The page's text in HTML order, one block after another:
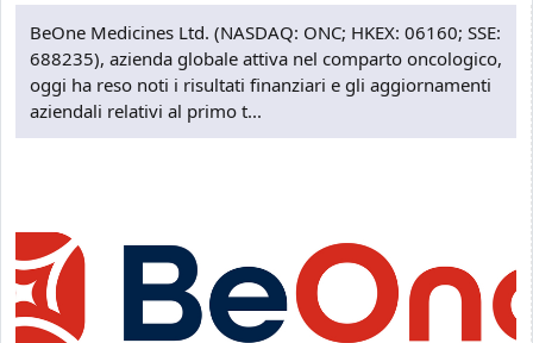
BeOne Medicines Ltd. (NASDAQ: ONC; HKEX: 06160; SSE:
688235), azienda globale attiva nel comparto oncologico,
oggi ha reso noti i risultati finanziari e gli aggiornamenti
aziendali relativi al primo t...